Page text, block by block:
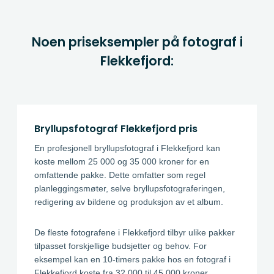
Noen priseksempler på fotograf i
Flekkefjord:
Bryllupsfotograf Flekkefjord pris
En profesjonell bryllupsfotograf i Flekkefjord kan
koste mellom 25 000 og 35 000 kroner for en
omfattende pakke. Dette omfatter som regel
planleggingsmøter, selve bryllupsfotograferingen,
redigering av bildene og produksjon av et album.
De fleste fotografene i Flekkefjord tilbyr ulike pakker
tilpasset forskjellige budsjetter og behov. For
eksempel kan en 10-timers pakke hos en fotograf i